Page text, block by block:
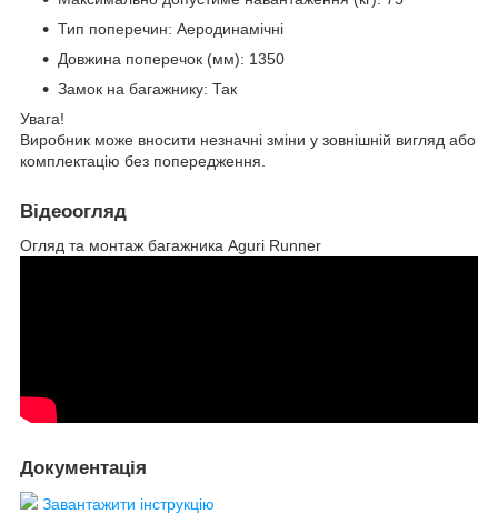
Тип поперечин: Аеродинамічні
Довжина поперечок (мм): 1350
Замок на багажнику: Так
Увага!
Виробник може вносити незначні зміни у зовнішній вигляд або
комплектацію без попередження.
Відеоогляд
Огляд та монтаж багажника Aguri Runner
Документація
Завантажити інструкцію